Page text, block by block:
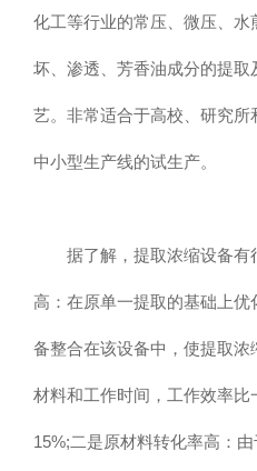
化工等行业的常压、微压、
坏、渗透、芳香油成分的提取
艺。非常适合于高校、研究所
中小型生产线的试生产。
据了解，提取浓缩设备有
高：在原单一提取的基础上
备整合在该设备中，使提取
材料和工作时间，工作效率比
15%;二是原材料转化率高：